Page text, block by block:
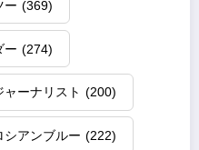
ー (369)
ー (274)
ャーナリスト (200)
シアンブルー (222)